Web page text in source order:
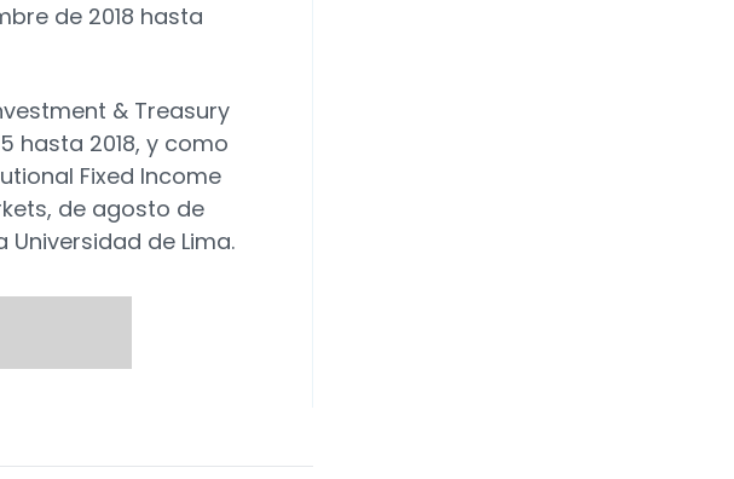
de 2018 hasta
& Treasury
hasta 2018, y como
Fixed Income
de agosto de
Universidad de Lima.